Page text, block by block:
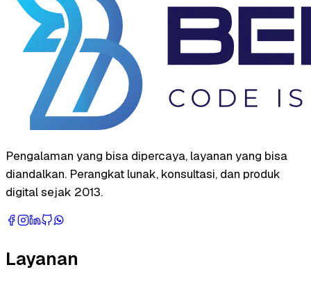
Pengalaman yang bisa dipercaya, layanan yang bisa
diandalkan. Perangkat lunak, konsultasi, dan produk
digital sejak 2013.
Layanan